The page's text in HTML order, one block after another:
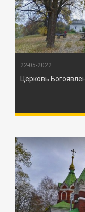
22-05-2022
Церковь